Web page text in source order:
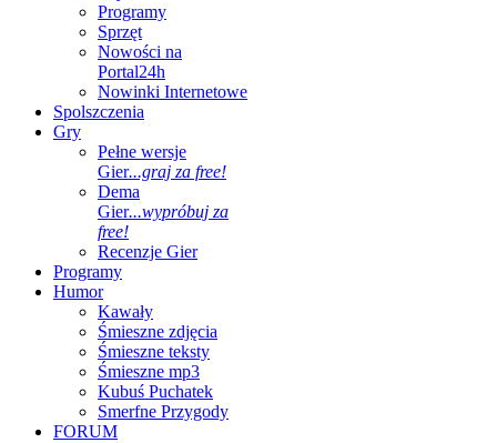
Programy
Sprzęt
Nowości na
Portal24h
Nowinki Internetowe
Spolszczenia
Gry
Pełne wersje
Gier...graj za free!
Dema
Gier...wypróbuj za
free!
Recenzje Gier
Programy
Humor
Kawały
Śmieszne zdjęcia
Śmieszne teksty
Śmieszne mp3
Kubuś Puchatek
Smerfne Przygody
FORUM